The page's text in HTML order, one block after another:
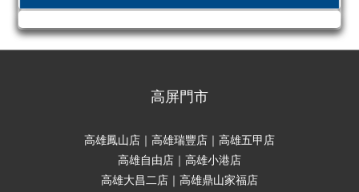
高屏門市
高雄鳳山店｜高雄瑞豐店｜高雄五甲店
高雄自由店｜高雄小港店
高雄大昌二店｜高雄鼎山家福店